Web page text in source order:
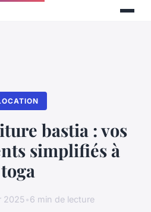
bastia : vos
simplifiés à
toga
2025•6 min de lecture